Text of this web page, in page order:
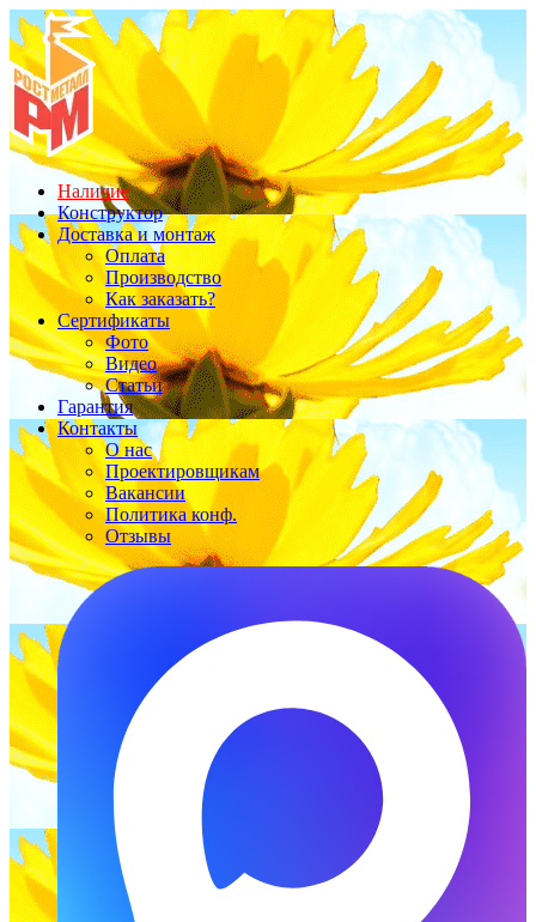
Наличие
Конструктор
Доставка и монтаж
Оплата
Производство
Как заказать?
Сертификаты
Фото
Видео
Статьи
Гарантия
Контакты
О нас
Проектировщикам
Вакансии
Политика конф.
Отзывы